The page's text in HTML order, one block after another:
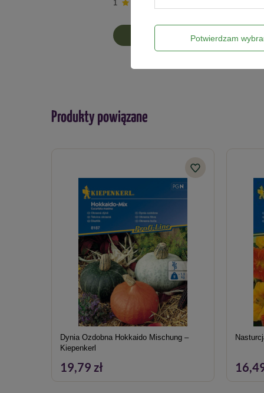
1
NAPISZ SWOJĄ OPINIĘ
Produkty powiązane
Dynia Ozdobna Hokkaido Mischung –
Kiepenkerl
19,79 zł
Potwierdzam